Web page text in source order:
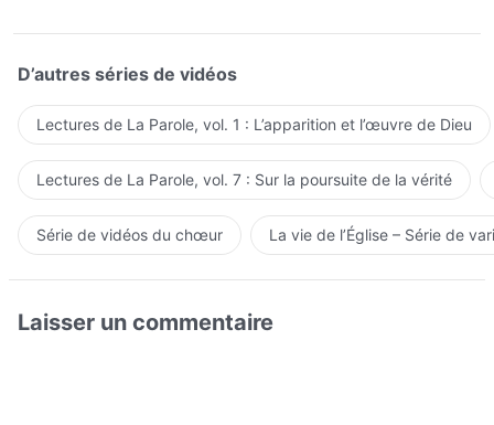
D’autres séries de vidéos
Lectures de La Parole, vol. 1 : L’apparition et l’œuvre de Dieu
Lectures de La Parole, vol. 7 : Sur la poursuite de la vérité
Série de vidéos du chœur La vie de l’Église – Série de
Laisser un commentaire